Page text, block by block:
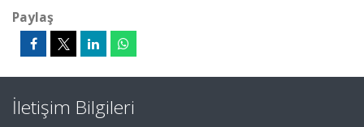
Paylaş
İletişim Bilgileri